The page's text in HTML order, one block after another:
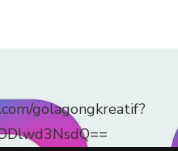
golagongkreatif?